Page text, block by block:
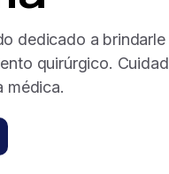
dedicado a
quirúrgico.
médica.